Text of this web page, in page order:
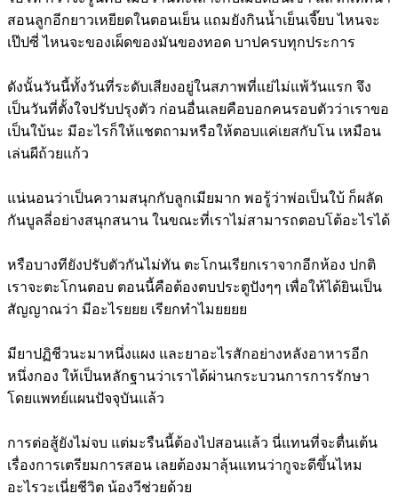
สอนลูกอีกยาวเหยียดในตอนเย็น แถมยังกินน้ำเย็นเจี๊ยบ ไหนจะ
เป๊ปซี่ ไหนจะของเผ็ดของมันของทอด บาปครบทุกประการ
ดังนั้นวันนี้ทั้งวันที่ระดับเสียงอยู่ในสภาพที่แย่ไม่แพ้วันแรก จึง
เป็นวันที่ตั้งใจปรับปรุงตัว ก่อนอื่นเลยคือบอกคนรอบตัวว่าเราขอ
เป็นใบ้นะ มีอะไรก็ให้แชตถามหรือให้ตอบแค่เยสกับโน เหมือน
เล่นผีถ้วยแก้ว
แน่นอนว่าเป็นความสนุกกับลูกเมียมาก พอรู้ว่าพ่อเป็นใบ้ ก็ผลัด
กันบูลลี่อย่างสนุกสนาน ในขณะที่เราไม่สามารถตอบโต้อะไรได้
หรือบางทียังปรับตัวกันไม่ทัน ตะโกนเรียกเราจากอีกห้อง ปกติ
เราจะตะโกนตอบ ตอนนี้คือต้องตบประตูปังๆๆ เพื่อให้ได้ยินเป็น
สัญญาณว่า มีอะไรยยย เรียกทำไมยยยย
มียาปฏิชีวนะมาหนึ่งแผง และยาอะไรสักอย่างหลังอาหารอีก
หนึ่งกอง ให้เป็นหลักฐานว่าเราได้ผ่านกระบวนการการรักษา
โดยแพทย์แผนปัจจุบันแล้ว
การต่อสู้ยังไม่จบ แต่มะรืนนี้ต้องไปสอนแล้ว นี่แทนที่จะตื่นเต้น
เรื่องการเตรียมการสอน เลยต้องมาลุ้นแทนว่ากูจะดีขึ้นไหม
อะไรวะเนี่ยชีวิต น้องวีช่วยด้วย